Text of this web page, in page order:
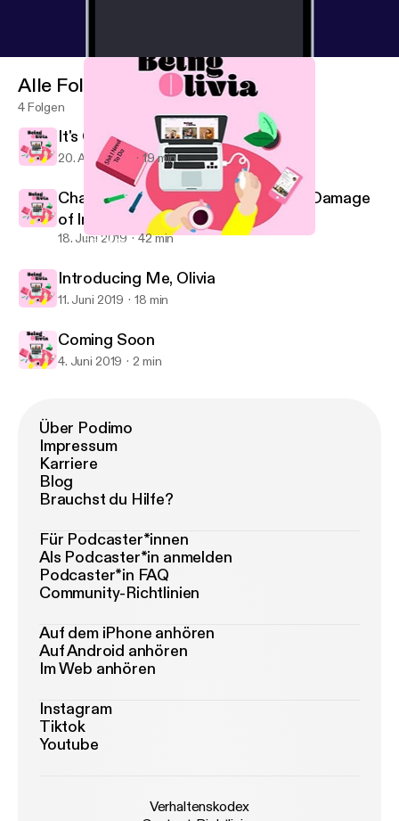
It's Okay To Be Sensitive
Alle Folgen
4 Folgen
It's Okay To Be Sensitive
20. Aug. 2019 19 min
Chats With Kelly | Body Image, The Damage
of Instagram and Being Yourself
18. Juni 2019 42 min
Introducing Me, Olivia
11. Juni 2019 18 min
Coming Soon
4. Juni 2019 2 min
Über Podimo
Impressum
Karriere
Blog
Brauchst du Hilfe?
Für Podcaster*innen
Als Podcaster*in anmelden
Podcaster*in FAQ
Community-Richtlinien
Auf dem iPhone anhören
Auf Android anhören
Im Web anhören
Instagram
Tiktok
Youtube
Verhaltenskodex